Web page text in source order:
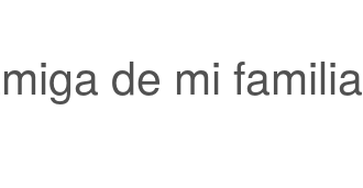
de mi familia